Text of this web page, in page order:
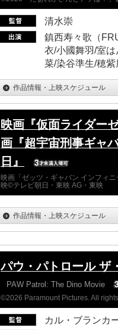
清水崇
鎮西寿々歌（
衣/小國舞羽/室
菜/染谷準生/穂
作品情報・上映スケジュール
映画『仮面ライダー
画『超宇宙刑事ギャ
日』
映画「ゼッツ・ギャバン インフィ
映©テレビ朝日・東映 AG・東映
作品情報・上映スケジュール
パウ・パトロール ザ
PAW Patrol: The Dino Movie
©2026 Paramount Pictures. All
カル・ブランカ